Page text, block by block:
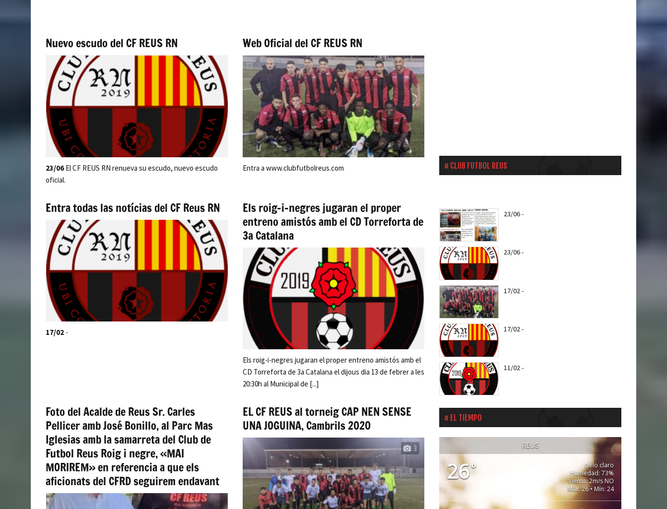
Nuevo escudo del CF REUS RN
23/06 El CF REUS RN renueva su escudo, nuevo escudo
oficial.
Web Oficial del CF REUS RN
Entra a www.clubfutbolreus.com
Entra todas las notícias del CF Reus RN
17/02 -
Els roig-i-negres jugaran el proper
entreno amistós amb el CD Torreforta de
3a Catalana
Els roig-i-negres jugaran el proper entreno amistós amb el
CD Torreforta de 3a Catalana el dijous dia 13 de febrer a les
20:30h al Municipal de [...]
Foto del Acalde de Reus Sr. Carles
Pellicer amb José Bonillo, al Parc Mas
Iglesias amb la samarreta del Club de
Futbol Reus Roig i negre, «MAI
MORIREM» en referencia a que els
aficionats del CFRD seguirem endavant
EL CF REUS al torneig CAP NEN SENSE
UNA JOGUINA, Cambrils 2020
3
CLUB FUTBOL REUS
23/06-
23/06-
17/02-
17/02-
11/02-
EL TIEMPO
REUS
26°
cielo claro
Humedad: 73%
Viento: 2m/s NO
Máx: 26 • Mín: 24